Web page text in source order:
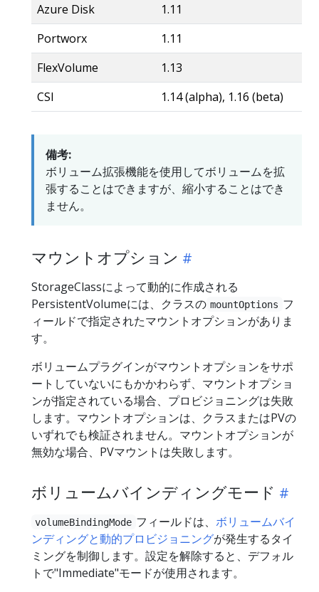
Azure Disk
1.11
Portworx
1.11
FlexVolume
1.13
CSI
1.14 (alpha), 1.16 (beta)
備考:
ボリューム拡張機能を使用してボリュームを拡
張することはできますが、縮小することはでき
ません。
マウントオプション
StorageClassによって動的に作成される
PersistentVolumeには、クラスの mountOptions フ
ィールドで指定されたマウントオプションがありま
す。
ボリュームプラグインがマウントオプションをサポ
ートしていないにもかかわらず、マウントオプショ
ンが指定されている場合、プロビジョニングは失敗
します。マウントオプションは、クラスまたはPVの
いずれでも検証されません。マウントオプションが
無効な場合、PVマウントは失敗します。
ボリュームバインディングモード
volumeBindingMode フィールドは、 ボリュームバイ
ンディングと動的プロビジョニングが発生するタイ
ミングを制御します。設定を解除すると、デフォル
トで"Immediate"モードが使用されます。